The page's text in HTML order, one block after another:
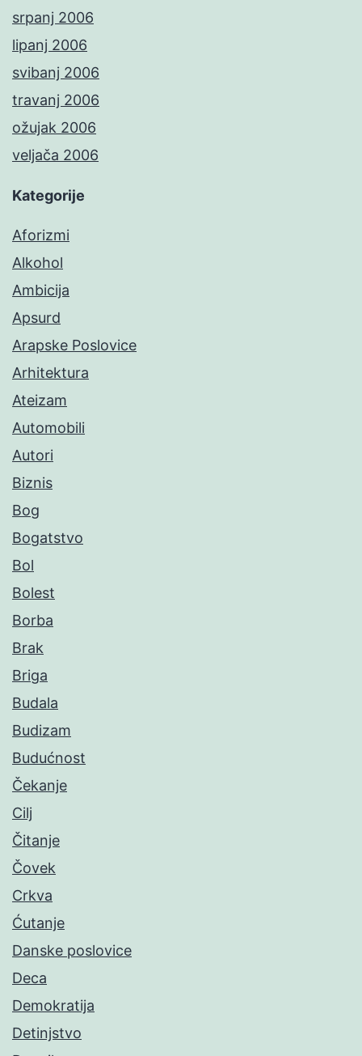
srpanj 2006
lipanj 2006
svibanj 2006
travanj 2006
ožujak 2006
veljača 2006
Kategorije
Aforizmi
Alkohol
Ambicija
Apsurd
Arapske Poslovice
Arhitektura
Ateizam
Automobili
Autori
Biznis
Bog
Bogatstvo
Bol
Bolest
Borba
Brak
Briga
Budala
Budizam
Budućnost
Čekanje
Cilj
Čitanje
Čovek
Crkva
Ćutanje
Danske poslovice
Deca
Demokratija
Detinjstvo